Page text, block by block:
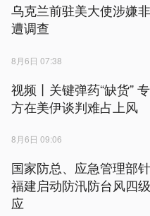
乌克兰前驻美大使涉嫌
遭调查
8月6日 07:38
视频丨关键弹药“缺货”
方在美伊谈判难占上风
8月6日 09:06
国家防总、应急管理部
福建启动防汛防台风四
应